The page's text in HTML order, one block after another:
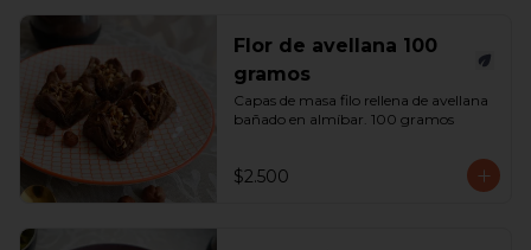
Flor de avellana 100
gramos
Capas de masa filo rellena de avellana
bañado en almíbar. 100 gramos
$2.500